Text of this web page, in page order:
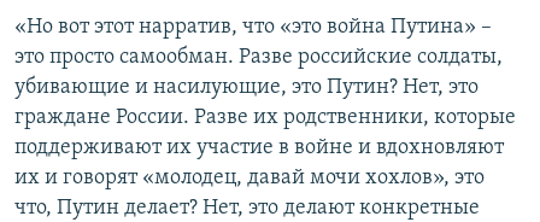
«Но вот этот нарратив, что «это война Путина» –
это просто самообман. Разве российские солдаты,
убивающие и насилующие, это Путин? Нет, это
граждане России. Разве их родственники, которые
поддерживают их участие в войне и вдохновляют
их и говорят «молодец, давай мочи хохлов», это
что, Путин делает? Нет, это делают конкретные